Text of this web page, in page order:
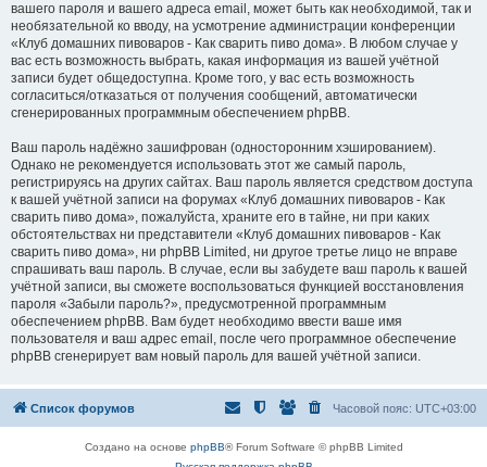
вашего пароля и вашего адреса email, может быть как необходимой, так и
необязательной ко вводу, на усмотрение администрации конференции
«Клуб домашних пивоваров - Как cварить пиво дома». В любом случае у
вас есть возможность выбрать, какая информация из вашей учётной
записи будет общедоступна. Кроме того, у вас есть возможность
согласиться/отказаться от получения сообщений, автоматически
сгенерированных программным обеспечением phpBB.
Ваш пароль надёжно зашифрован (односторонним хэшированием).
Однако не рекомендуется использовать этот же самый пароль,
регистрируясь на других сайтах. Ваш пароль является средством доступа
к вашей учётной записи на форумах «Клуб домашних пивоваров - Как
cварить пиво дома», пожалуйста, храните его в тайне, ни при каких
обстоятельствах ни представители «Клуб домашних пивоваров - Как
cварить пиво дома», ни phpBB Limited, ни другое третье лицо не вправе
спрашивать ваш пароль. В случае, если вы забудете ваш пароль к вашей
учётной записи, вы сможете воспользоваться функцией восстановления
пароля «Забыли пароль?», предусмотренной программным
обеспечением phpBB. Вам будет необходимо ввести ваше имя
пользователя и ваш адрес email, после чего программное обеспечение
phpBB сгенерирует вам новый пароль для вашей учётной записи.
Список форумов Часовой пояс: UTC+03:00
Создано на основе phpBB® Forum Software © phpBB Limited